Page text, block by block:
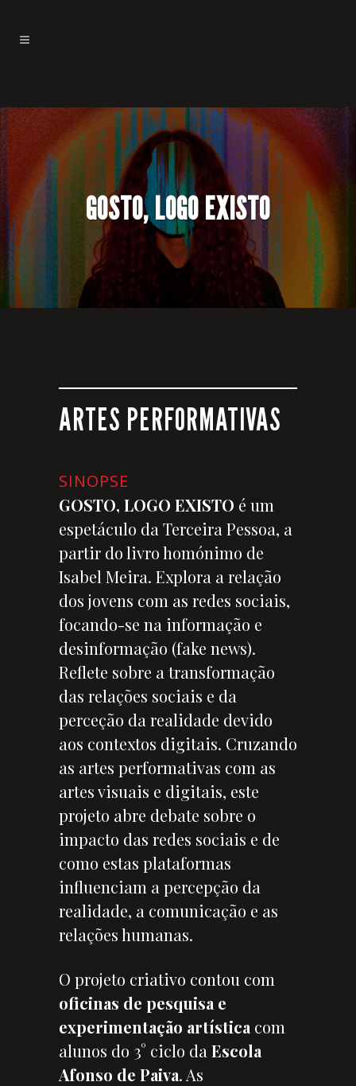
GOSTO, LOGO EXISTO
ARTES PERFORMATIVAS
SINOPSE
GOSTO, LOGO EXISTO é um
espetáculo da Terceira Pessoa, a
partir do livro homónimo de
Isabel Meira. Explora a relação
dos jovens com as redes sociais,
focando-se na informação e
desinformação (fake news).
Reflete sobre a transformação
das relações sociais e da
perceção da realidade devido
aos contextos digitais. Cruzando
as artes performativas com as
artes visuais e digitais, este
projeto abre debate sobre o
impacto das redes sociais e de
como estas plataformas
influenciam a percepção da
realidade, a comunicação e as
relações humanas.
O projeto criativo contou com
oficinas de pesquisa e
experimentação artística com
alunos do 3° ciclo da Escola
Afonso de Paiva. As